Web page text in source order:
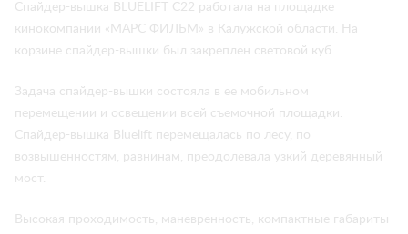
Спайдер-вышка BLUELIFT C22 работала на площадке
кинокомпании «МАРС ФИЛЬМ» в Калужской области. На
корзине спайдер-вышки был закреплен световой куб.
Задача спайдер-вышки состояла в ее мобильном
перемещении и освещении всей съемочной площадки.
Спайдер-вышка Bluelift перемещалась по лесу, по
возвышенностям, равнинам, преодолевала узкий деревянный
мост.
Высокая проходимость, маневренность, компактные габариты